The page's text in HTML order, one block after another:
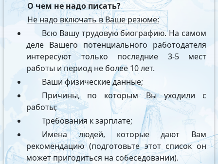
О чем не надо писать?
Не надо включать в Ваше резюме:
Всю Вашу трудовую биографию. На самом
деле Вашего потенциального работодателя
интересуют только последние 3-5 мест
работы и период не более 10 лет.
Ваши физические данные;
Причины, по которым Вы уходили с
работы;
Требования к зарплате;
Имена людей, которые дают Вам
рекомендацию (подготовьте этот список он
может пригодиться на собеседовании).